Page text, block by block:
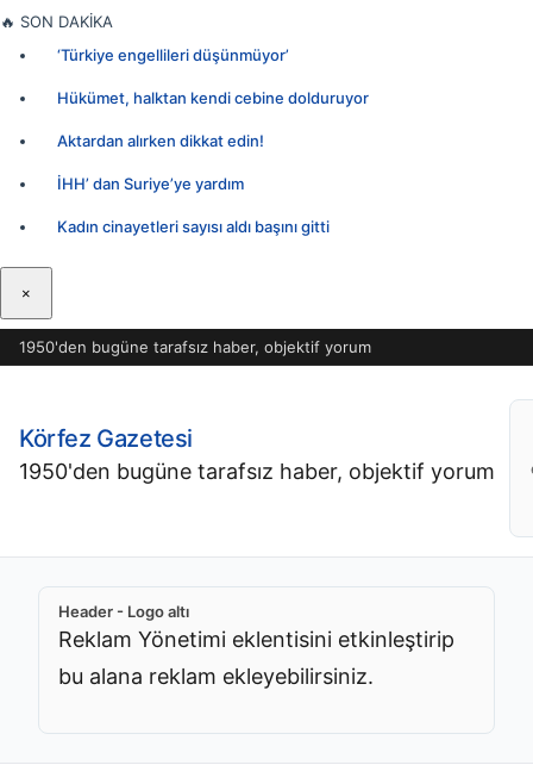
İçeriğe
🔥 SON DAKİKA
‘Türkiye engellileri düşünmüyor’
Hükümet, halktan kendi cebine dolduruyor
Aktardan alırken dikkat edin!
İHH’ dan Suriye’ye yardım
Kadın cinayetleri sayısı aldı başını gitti
×
1950'den bugüne tarafsız haber, objektif yorum
Körfez Gazetesi
1950'den bugüne tarafsız haber, objektif yorum
Header - Logo altı
Reklam Yönetimi eklentisini etkinleştirip
bu alana reklam ekleyebilirsiniz.